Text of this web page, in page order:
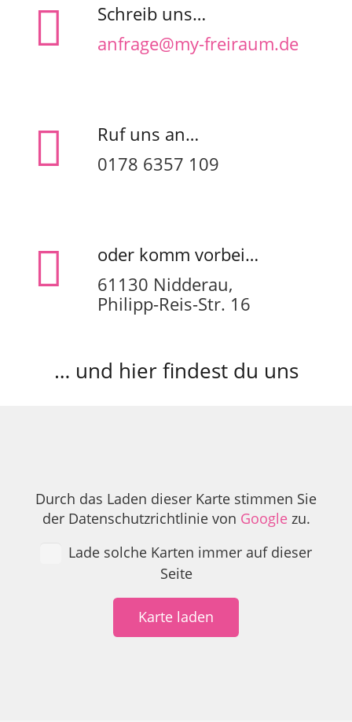
Schreib uns…
anfrage@my-freiraum.de
Ruf uns an…
0178 6357 109
oder komm vorbei…
61130 Nidderau,
Philipp-Reis-Str. 16
… und hier findest du uns
Durch das Laden dieser Karte stimmen Sie
der Datenschutzrichtlinie von Googlezu.
Lade solche Karten immer auf dieser
Seite
Karte laden